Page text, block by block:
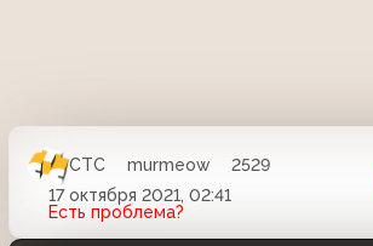
СТС murmeow
2529
17 октября 2021, 02:41
Есть проблема?